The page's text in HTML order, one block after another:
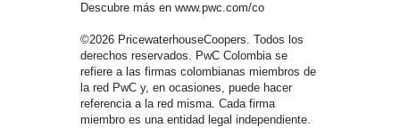
Descubre más en www.pwc.com/co
©2026 PricewaterhouseCoopers. Todos los
derechos reservados. PwC Colombia se
refiere a las firmas colombianas miembros de
la red PwC y, en ocasiones, puede hacer
referencia a la red misma. Cada firma
miembro es una entidad legal independiente.